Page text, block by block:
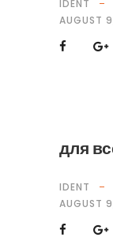
IDENT
AUGUST
для
IDENT
AUGUST